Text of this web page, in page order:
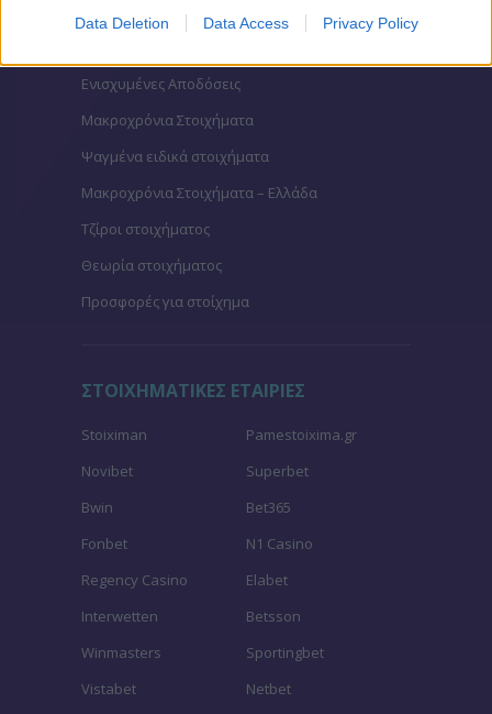
Data Deletion Data Access Privacy Policy
To bet builder της ημέρας
Ενισχυμένες Αποδόσεις
Μακροχρόνια Στοιχήματα
Ψαγμένα ειδικά στοιχήματα
Μακροχρόνια Στοιχήματα – Ελλάδα
Τζίροι στοιχήματος
Θεωρία στοιχήματος
Προσφορές για στοίχημα
ΣΤΟΙΧΗΜΑΤΙΚΕΣ ΕΤΑΙΡΙΕΣ
Stoiximan
Pamestoixima.gr
Novibet
Superbet
Bwin
Bet365
Fonbet
N1 Casino
Regency Casino
Elabet
Interwetten
Betsson
Winmasters
Sportingbet
Vistabet
Netbet